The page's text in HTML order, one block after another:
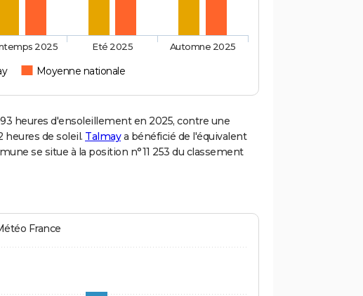
Moyenne nationale
2025 Eté 2025 Automne 2025
heures d'ensoleillement en 2025, contre une
heures de soleil. Talmaya bénéficié de l'équivalent
se situe à la position n°11 253 du classement
France